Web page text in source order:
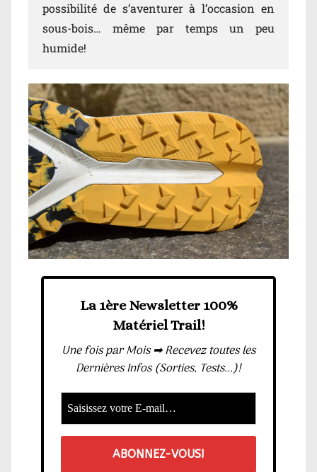
possibilité de s’aventurer à l’occasion en
sous-bois… même par temps un peu
humide!
La 1ère Newsletter 100%
Matériel Trail!
Une fois par Mois ➡ Recevez toutes les
Dernières Infos (Sorties, Tests...)!